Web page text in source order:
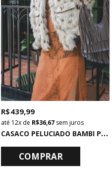
C
ASACO PELUCIADO BAMBI PRINT
R$ 439,99
12x de R$ 36,67 sem juros
COMPRAR